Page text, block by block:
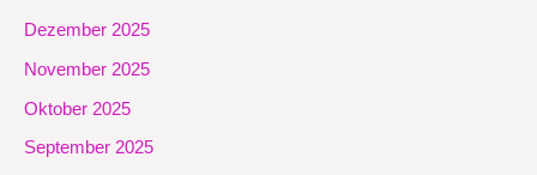
Dezember 2025
November 2025
Oktober 2025
September 2025